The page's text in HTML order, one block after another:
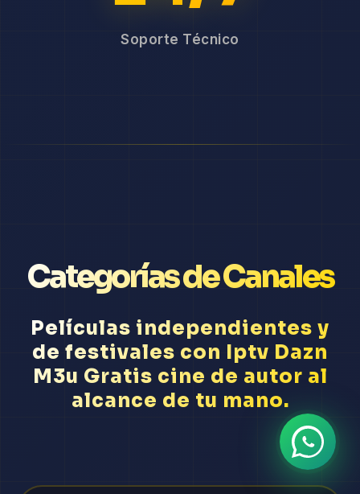
Soporte Técnico
Categorías de Canales
Películas independientes y
de festivales con Iptv Dazn
M3u Gratis cine de autor al
alcance de tu mano.